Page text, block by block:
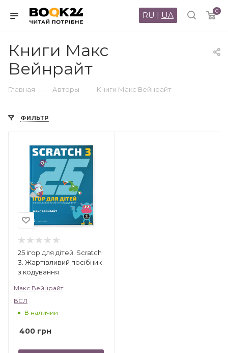
0
RU | UA
Книги Макс
Вейнрайт
Главная — Авторы — Книги Макс Вейнрайт
ФИЛЬТР
25 ігор для дітей. Scratch
3. Жартівливий посібник
з кодування
Макс Вейнрайт
ВСЛ
В наличии
400 грн